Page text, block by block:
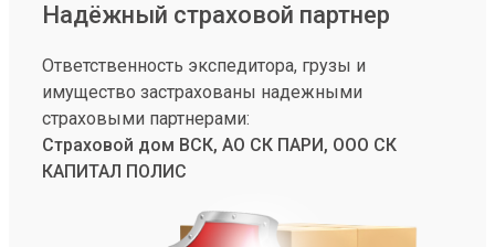
Надёжный страховой партнер
Ответственность экспедитора, грузы и
имущество застрахованы надежными
страховыми партнерами:
Страховой дом ВСК, АО СК ПАРИ, ООО СК
КАПИТАЛ ПОЛИС